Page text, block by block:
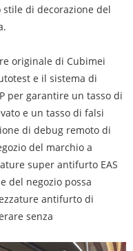
di decorazione del
originale di Cubimei
e il sistema di
per garantire un tasso di
e un tasso di falsi
di debug remoto di
del marchio a
super antifurto EAS
del negozio possa
antifurto di
senza